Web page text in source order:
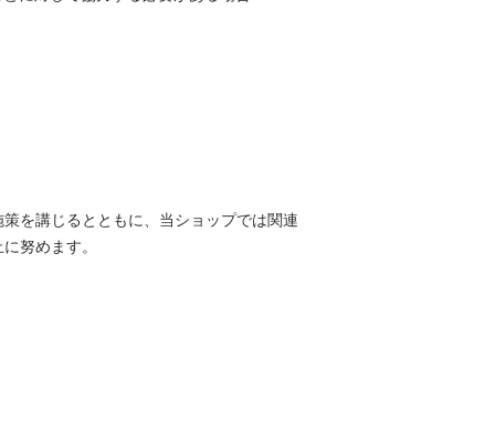
を講じるとともに、当ショップでは関連
努めます。